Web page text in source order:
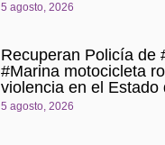
5 agosto, 2026
Recuperan Policía de
#Marina motocicleta
violencia en el Estado
5 agosto, 2026